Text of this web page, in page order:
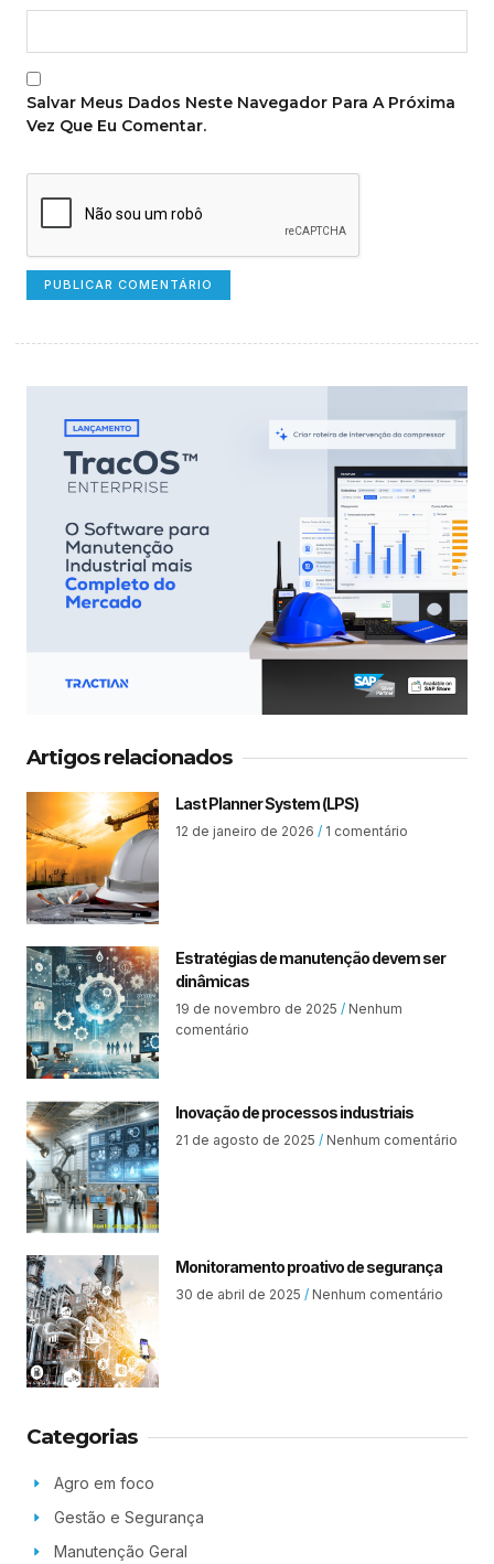
Salvar Meus Dados Neste Navegador Para A Próxima
Vez Que Eu Comentar.
Artigos relacionados
Last Planner System (LPS)
12 de janeiro de 2026 1 comentário
Estratégias de manutenção devem ser
dinâmicas
19 de novembro de 2025
Nenhum
comentário
Inovação de processos industriais
21 de agosto de 2025 Nenhum comentário
Monitoramento proativo de segurança
30 de abril de 2025 Nenhum comentário
Categorias
Agro em foco
Gestão e Segurança
Manutenção Geral